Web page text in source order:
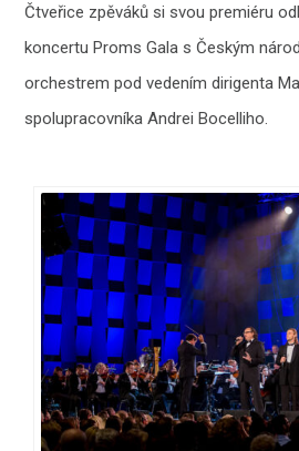
Čtveřice zpěváků si svou premiéru
koncertu Proms Gala s Českým
orchestrem pod vedením dirigenta
spolupracovníka Andrei Bocelliho.